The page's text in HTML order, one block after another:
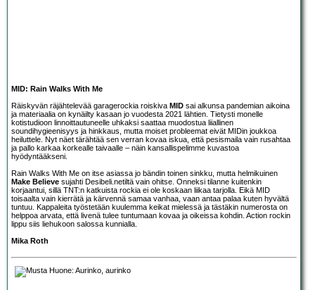
MID: Rain Walks With Me
Räiskyvän räjähtelevää garagerockia roiskiva MID sai alkunsa pandemian aikoina
ja materiaalia on kynäilty kasaan jo vuodesta 2021 lähtien. Tietysti monelle
kotistudioon linnoittautuneelle uhkaksi saattaa muodostua liiallinen
soundihygieenisyys ja hinkkaus, mutta moiset probleemat eivät MIDin joukkoa
heiluttele. Nyt näet tärähtää sen verran kovaa iskua, että pesismaila vain rusahtaa
ja pallo karkaa korkealle taivaalle – näin kansallispelimme kuvastoa
hyödyntääkseni.
Rain Walks With Me on itse asiassa jo bändin toinen sinkku, mutta helmikuinen
Make Believe sujahti Desibeli.netiltä vain ohitse. Onneksi tilanne kuitenkin
korjaantui, sillä TNT:n katkuista rockia ei ole koskaan liikaa tarjolla. Eikä MID
toisaalta vain kierrätä ja kärvennä samaa vanhaa, vaan antaa palaa kuten hyvältä
tuntuu. Kappaleita työstetään kuulemma keikat mielessä ja tästäkin numerosta on
helppoa arvata, että livenä tulee tuntumaan kovaa ja oikeissa kohdin. Action rockin
lippu siis liehukoon salossa kunnialla.
Mika Roth